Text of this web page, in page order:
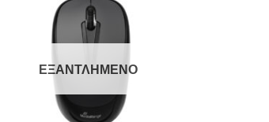
ΕΞΑΝΤΛΗΜΈΝΟ